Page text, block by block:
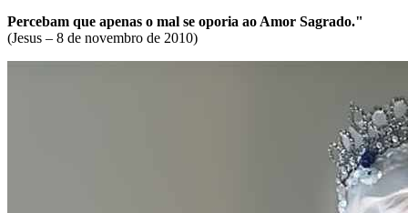
Percebam que apenas o mal se oporia ao Amor Sagrado."
(Jesus – 8 de novembro de 2010)